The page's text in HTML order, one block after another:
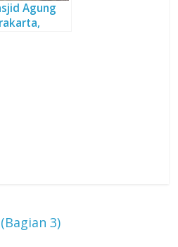
Agung
3)